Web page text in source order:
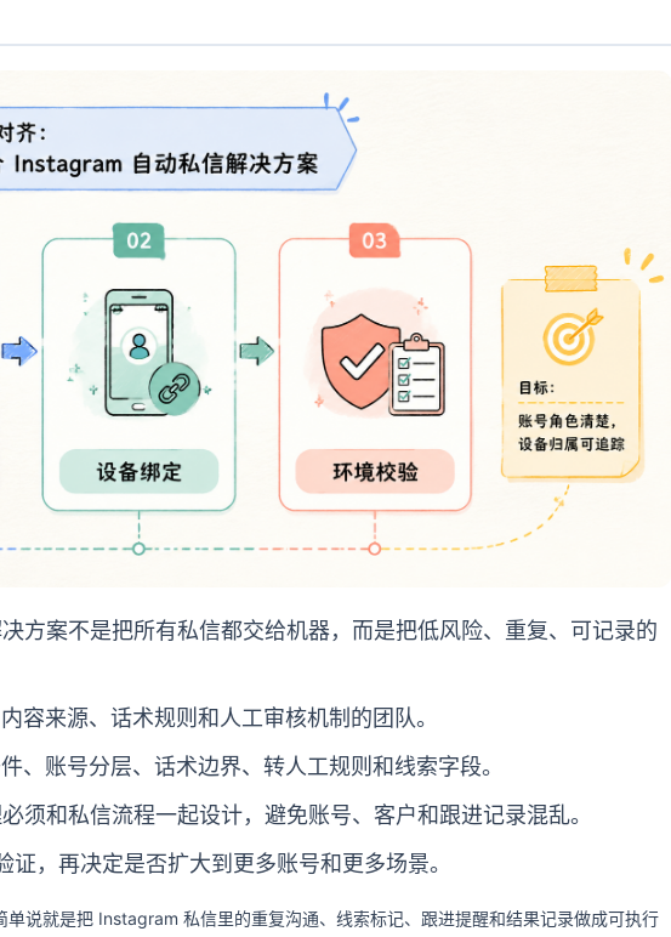
方案不是把所有私信都交给机器，而是把低风险、重复、可记录的
容来源、话术规则和人工审核机制的团队。
、账号分层、话术边界、转人工规则和线索字段。
须和私信流程一起设计，避免账号、客户和跟进记录混乱。
，再决定是否扩大到更多账号和更多场景。
说就是把 Instagram 私信里的重复沟通、线索标记、跟进提醒和结果记录做成可执行